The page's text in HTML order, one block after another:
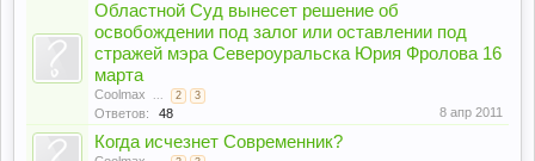
Областной Суд вынесет решение об
освобождении под залог или оставлении под
стражей мэра Североуральска Юрия Фролова 16
марта
Coolmax ... 2 3
Ответов: 48 8 апр 2011
Когда исчезнет Современник?